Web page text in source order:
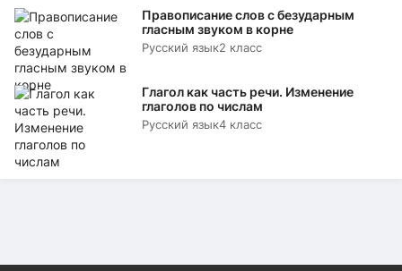
Правописание слов с безударным
гласным звуком в корне
Русский язык2 класс
Глагол как часть речи. Изменение
глаголов по числам
Русский язык4 класс